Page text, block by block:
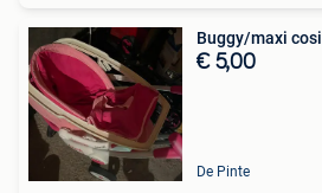
Buggy/maxi cosi
€ 5,00
De Pinte